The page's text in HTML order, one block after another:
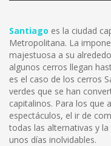
Santiago es la ciudad
Metropolitana. La
majestuosa a su
algunos cerros llegan
es el caso de los cerros
verdes que se han
capitalinos. Para los que
espectáculos, el ir de
todas las alternativas y
unos días inolvidables.